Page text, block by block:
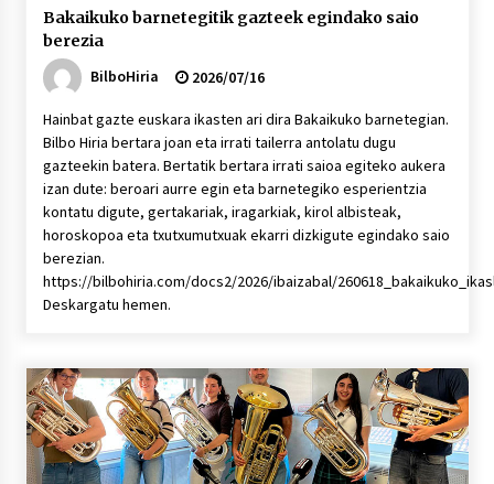
Bakaikuko barnetegitik gazteek egindako saio
berezia
BilboHiria
2026/07/16
Hainbat gazte euskara ikasten ari dira Bakaikuko barnetegian.
Bilbo Hiria bertara joan eta irrati tailerra antolatu dugu
gazteekin batera. Bertatik bertara irrati saioa egiteko aukera
izan dute: beroari aurre egin eta barnetegiko esperientzia
kontatu digute, gertakariak, iragarkiak, kirol albisteak,
horoskopoa eta txutxumutxuak ekarri dizkigute egindako saio
berezian.
https://bilbohiria.com/docs2/2026/ibaizabal/
Deskargatu hemen.